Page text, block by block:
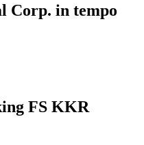
Corp. in tempo
FS KKR